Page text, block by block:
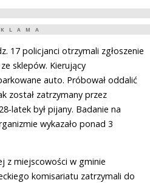
17 policjanci otrzymali zgłoszenie
sklepów. Kierujący
auto. Próbował oddalić
został zatrzymany przez
latek był pijany. Badanie na
wykazało ponad 3
z miejscowości w gminie
komisariatu zatrzymali do